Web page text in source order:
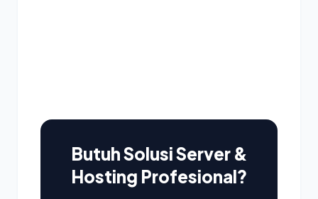
Butuh Solusi Server &
Hosting Profesional?